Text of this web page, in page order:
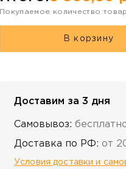
Покупаемое количество
В корзину
Доставим за 3 дня
Самовывоз:
Доставка по РФ: от
Условия доставки и